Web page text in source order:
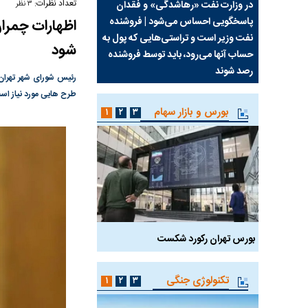
تعداد نظرات: ۳ نظر
اظهارات
شود
رئیس شورای شهر
طرح هایی مورد نیاز
در وزارت نفت «رهاشدگی» و فقدان
پاسخگویی احساس می‌شود | فروشنده
نفت وزیر است و تراستی‌هایی که پول به
حساب آنها می‌رود، باید توسط فروشنده
رصد شوند
چرا رویای آمریکایی
نابودی محور
واشنگتن را زمین زد
بورس و بازار سهام
بورس تهران رکورد شکست
۱ ۲ ۳
تکنولوژی جنگی ۱ ۲ ۳